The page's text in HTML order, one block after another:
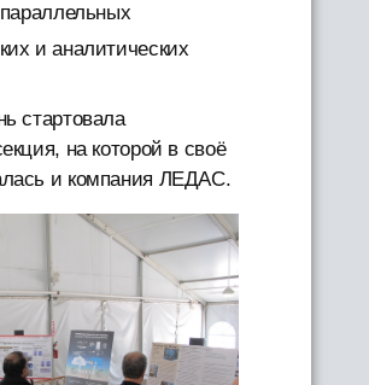
и аналитических
стартовала
на которой в своё
и компания ЛЕДАС.